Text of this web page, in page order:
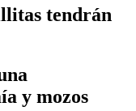
tendrán
y mozos